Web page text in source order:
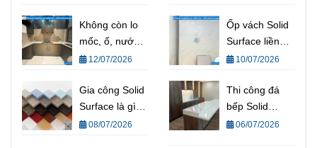
đại cho mọi
không gian
cách tránh) |
Kinh nghiệm
thi công Solid
kỹ thuật từ Nội
Thất AOF
Không còn lo
mốc, ố, nước
thấm vào đá –
Surface từ
AOF là giải
pháp cho bếp
12/07/2026
Ốp vách Solid
Surface liền
khối thay thế
truyền thống
10/07/2026
Gia công Solid
Surface là gì?
Quy trình gia
08/07/2026
Thi công đá
bếp Solid
Surface liền
06/07/2026